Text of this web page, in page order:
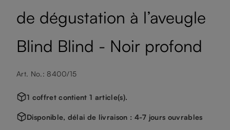
de dégustation à l’aveugle
Blind Blind - Noir profond
Art. No.: 8400/15
1 coffret contient 1 article(s).
Disponible, délai de livraison : 4-7 jours ouvrables